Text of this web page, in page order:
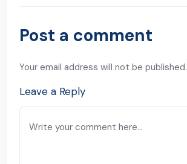
Post a comment
Your email address will not be published.
Leave a Reply